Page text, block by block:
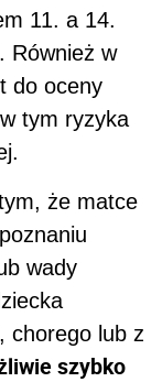
11. a 14.
Również w
do oceny
tym ryzyka
że matce
wady
chorego lub z
szybko